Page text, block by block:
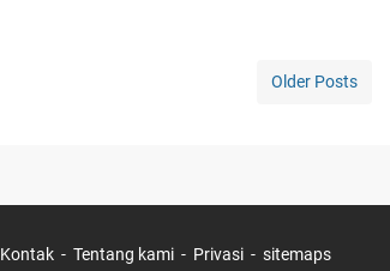
Older Posts
Kontak Tentang kami Privasi sitemaps